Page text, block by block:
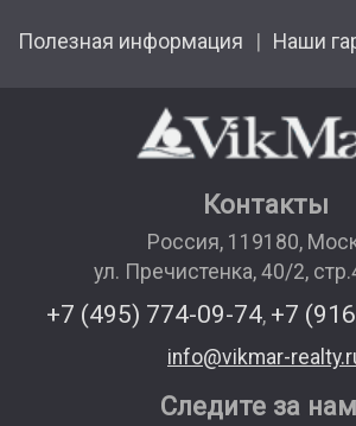
Полезная информация Наши
Контакты
Россия, 119180,
ул. Пречистенка, 40/2,
+7 (495) 774-09-74, +7
info@vikmar-
Следите за